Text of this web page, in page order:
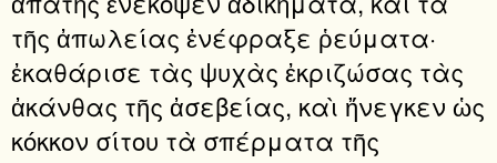
τῆς ἀπωλείας ἐνέφραξε ῥεύματα·
ἐκαθάρισε τὰς ψυχὰς ἐκριζώσας τὰς
ἀκάνθας τῆς ἀσεβείας, καὶ ἤνεγκεν ὡς
κόκκον σίτου τὰ σπέρματα τῆς